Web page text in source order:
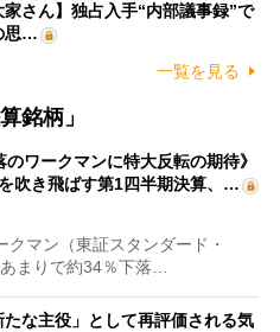
家さん】独占入手“内部議事録”で
思…
一覧を見る
銘柄」
のワークマンに特大反転の期待》
吹き飛ばす第1四半期決算、…
マン（東証スタンダード・
まりで約34％下落…
な主役」として再評価される気